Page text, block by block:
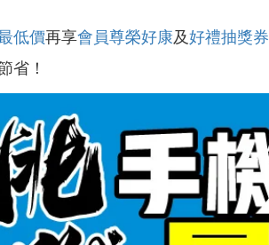
低價再享會員尊榮好康及好禮抽獎券
省！